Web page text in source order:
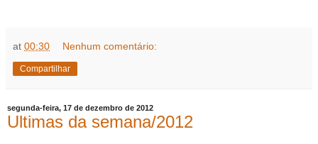
at 00:30 Nenhum comentário:
Compartilhar
segunda-feira, 17 de dezembro de 2012
Ultimas da semana/2012